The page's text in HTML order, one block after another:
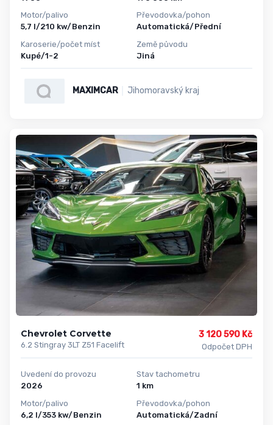
Motor/palivo
5,7 l/210 kw/Benzin
Karoserie/počet míst
Kupé/1-2
Převodovka/pohon
Automatická/Přední
Země původu
Jiná
MAXIMCAR Jihomoravský kraj
Chevrolet Corvette
6.2 Stingray 3LT Z51 Facelift
3 120 590 Kč
Odpočet DPH
Uvedení do provozu
2026
Motor/palivo
6,2 l/353 kw/Benzin
Stav tachometru
1 km
Převodovka/pohon
Automatická/Zadní